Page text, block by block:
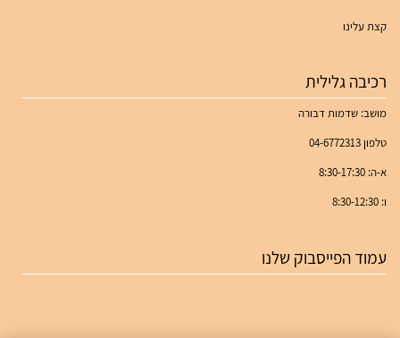
קצת עלינו
רכיבה גלילית
מושב: שדמות דבורה
טלפון 04-6772313
א-ה: 8:30-17:30
ו: 8:30-12:30
עמוד הפייסבוק שלנו